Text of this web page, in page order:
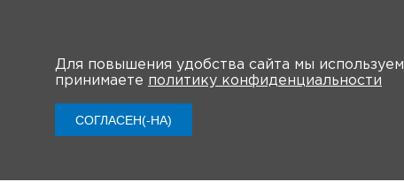
Для повышения удобства сайта мы используем
принимаете политику конфиденциальности
СОГЛАСЕН(-НА)